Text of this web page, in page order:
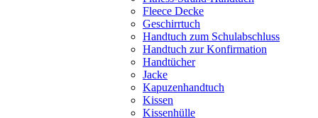
Fleece Decke
Geschirrtuch
Handtuch zum Schulabschluss
Handtuch zur Konfirmation
Handtücher
Jacke
Kapuzenhandtuch
Kissen
Kissenhülle